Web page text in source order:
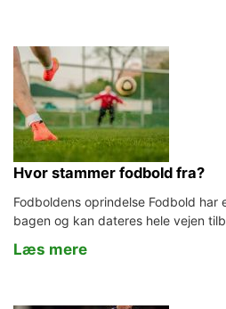
Hvor stammer fodbold fra?
Fodboldens oprindelse Fodbold har
bagen og kan dateres hele vejen
Læs mere